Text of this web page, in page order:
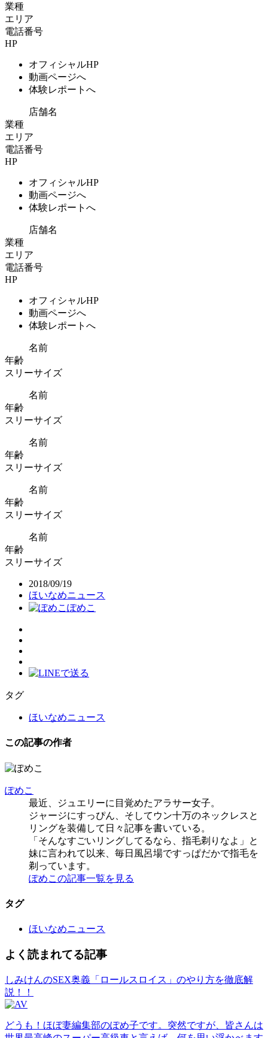
業種
エリア
電話番号
HP
オフィシャルHP
動画ページへ
体験レポートへ
店舗名
業種
エリア
電話番号
HP
オフィシャルHP
動画ページへ
体験レポートへ
店舗名
業種
エリア
電話番号
HP
オフィシャルHP
動画ページへ
体験レポートへ
名前
年齢
スリーサイズ
名前
年齢
スリーサイズ
名前
年齢
スリーサイズ
名前
年齢
スリーサイズ
名前
年齢
スリーサイズ
2018/09/19
ほいなめニュース
ぽめこ
タグ
ほいなめニュース
この記事の作者
ぽめこ
最近、ジュエリーに目覚めたアラサー女子。
ジャージにすっぴん、そしてウン十万のネックレスと
リングを装備して日々記事を書いている。
「そんなすごいリングしてるなら、指毛剃りなよ」と
妹に言われて以来、毎日風呂場ですっぱだかで指毛を
剃っています。
ぽめこの記事一覧を見る
タグ
ほいなめニュース
よく読まれてる記事
しみけんのSEX奥義「ロールスロイス」のやり方を徹底解
説！！
どうも！ほぼ妻編集部のぽめ子です。突然ですが、皆さんは